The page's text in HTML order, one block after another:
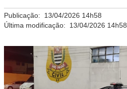
Publicação: 13/04/2026 14h58
Última modificação: 13/04/2026 14h58